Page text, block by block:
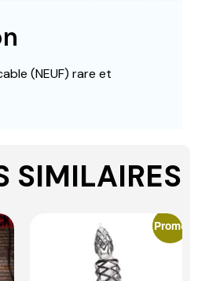
(NEUF) rare et
SIMILAIRES
Promo